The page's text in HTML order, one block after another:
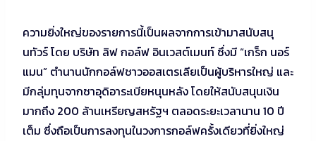
ความยิ่งใหญ่ของรายการนี้เป็นผลจากการเข้ามาสนับสนุ
นทัวร์ โดย บริษัท ลิฟ กอล์ฟ อินเวสต์เมนท์ ซึ่งมี “เกร็ก นอร์
แมน” ตำนานนักกอล์ฟชาวออสเตรเลียเป็นผู้บริหารใหญ่ และ
มีกลุ่มทุนจากซาอุดิอาระเบียหนุนหลัง โดยให้สนับสนุนเงิน
มากถึง 200 ล้านเหรียญสหรัฐฯ ตลอดระยะเวลานาน 10 ปี
เต็ม ซึ่งถือเป็นการลงทุนในวงการกอล์ฟครั้งเดียวที่ยิ่งใหญ่